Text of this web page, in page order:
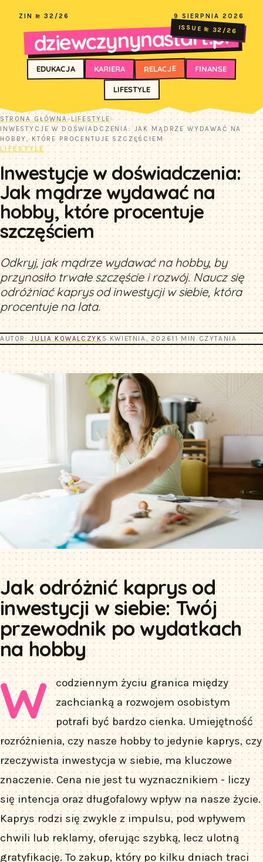
ZIN № 32/26 9 SIERPNIA 2026
dziewczynynastart.pl
ISSUE № 32/26
EDUKACJA KARIERA RELACJE FINANSE
LIFESTYLE
STRONA GŁÓWNA› LIFESTYLE›
INWESTYCJE W DOŚWIADCZENIA: JAK MĄDRZE WYDAWAĆ NA
HOBBY, KTÓRE PROCENTUJE SZCZĘŚCIEM
LIFESTYLE
Inwestycje w doświadczenia:
Jak mądrze wydawać na
hobby, które procentuje
szczęściem
Odkryj, jak mądrze wydawać na hobby, by
przynosiło trwałe szczęście i rozwój. Naucz się
odróżniać kaprys od inwestycji w siebie, która
procentuje na lata.
AUTOR:JULIA KOWALCZYK 5 KWIETNIA, 202611 MIN CZYTANIA
Jak odróżnić kaprys od
inwestycji w siebie: Twój
przewodnik po wydatkach
na hobby
W
codziennym życiu granica między
zachcianką a rozwojem osobistym
potrafi być bardzo cienka. Umiejętność
rozróżnienia, czy nasze hobby to jedynie kaprys, czy
rzeczywista inwestycja w siebie, ma kluczowe
znaczenie. Cena nie jest tu wyznacznikiem - liczy
się intencja oraz długofalowy wpływ na nasze życie.
Kaprys rodzi się zwykle z impulsu, pod wpływem
chwili lub reklamy, oferując szybką, lecz ulotną
gratyfikację. To zakup, który po kilku dniach traci